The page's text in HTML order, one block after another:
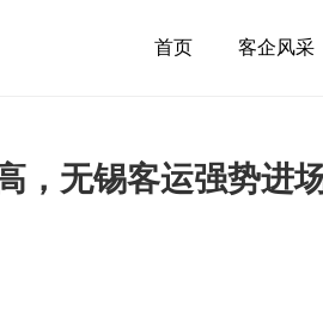
首页 客企风采
，无锡客运强势进场